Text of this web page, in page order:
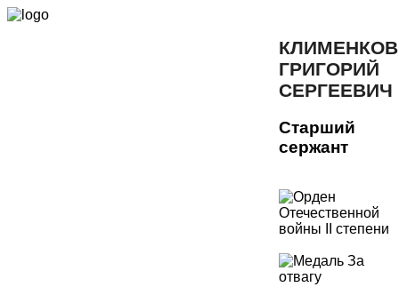
КЛИМЕНКОВ
ГРИГОРИЙ
СЕРГЕЕВИЧ
Старший
сержант